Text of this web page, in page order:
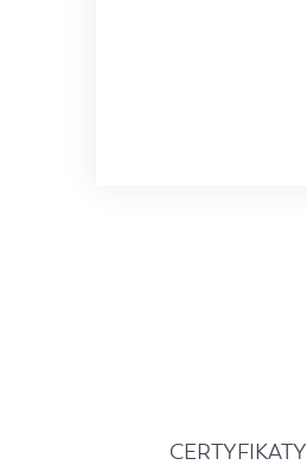
CERTYFIKATY